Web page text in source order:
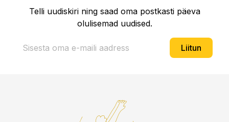
Telli uudiskiri ning saad oma postkasti päeva
olulisemad uudised.
Liitun